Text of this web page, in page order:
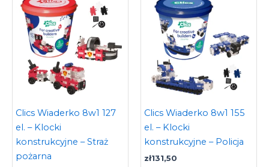
Clics Wiaderko 8w1 127
el. – Klocki
konstrukcyjne – Straż
pożarna
Clics Wiaderko 8w1 155
el. – Klocki
konstrukcyjne – Policja
zł131,50